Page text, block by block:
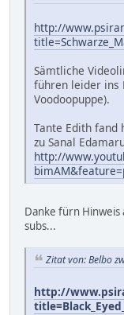
http://
Sämtliche
führen leider ins
Voodoopuppe).
Tante Edith fand
zu Sanal
http://
Danke fürn Hinweis
subs...
Zitat von: Belbo
http://